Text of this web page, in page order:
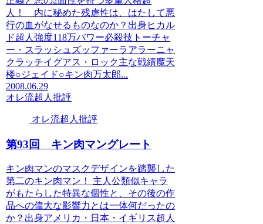
人！ 内に秘めた残虐性は、はたして悪
行の血がなせるものなのか？出身ヒカル
ド超人強度118万パワー必殺技トーチャ
ー・スラッシュズッファーラアラーニャ
クラッチイグアス・ロック主な戦績魔天
楼○ジェイド○キン肉万太郎...
2008.06.29
オレ流超人批評
オレ流超人批評
第93回 キン肉マングレート
キン肉マンのマスクデザインを踏襲した
第二のキン肉マン！ 主人公類似キャラ
がもたらした特異な個性と、その後の作
品への偉大な影響力とは一体何だったの
か？出身アメリカ・日本・イギリス超人